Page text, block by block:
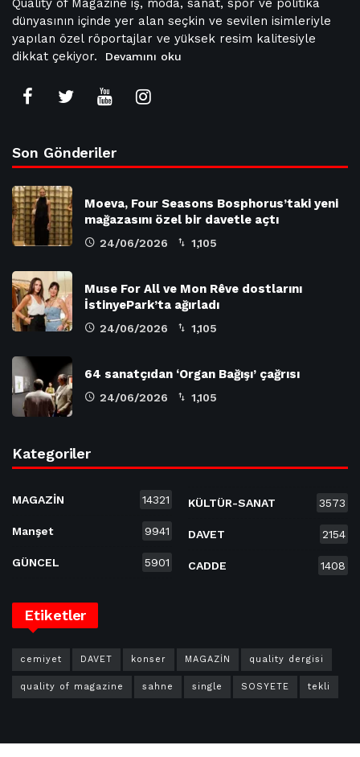
Quality of Magazine iş, moda, sanat, spor ve politika
dünyasının içinde yer alan seçkin ve sevilen isimleriyle
yapılan özel röportajlar ve yüksek resim kalitesiyle
dikkat çekiyor.
Devamını oku
Son Gönderiler
Moeva, Four Seasons Bosphorus’taki yeni
mağazasını özel bir davetle açtı
24/06/2026 1,105
Muse For All ve Mon Rêve dostlarını
İstinyePark’ta ağırladı
24/06/2026 1,105
64 sanatçıdan ‘Organ Bağışı’ çağrısı
24/06/2026 1,105
Kategoriler
MAGAZİN 14321
Manşet 9941
GÜNCEL 5901
KÜLTÜR-SANAT 3573
DAVET 2154
CADDE 1408
Etiketler
cemiyet DAVET konser MAGAZİN quality dergisi
quality of magazine sahne single SOSYETE tekli